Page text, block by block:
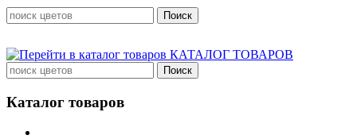
КАТАЛОГ ТОВАРОВ
Каталог товаров